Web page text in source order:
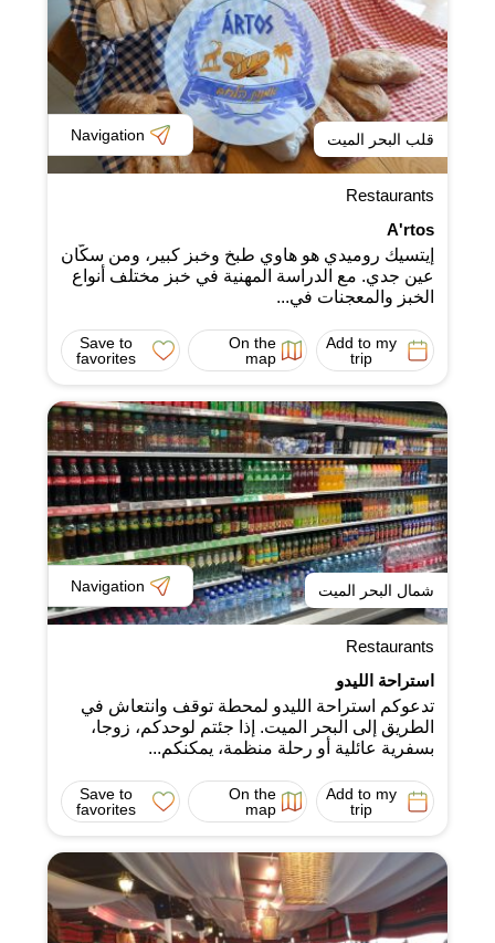
قلب البحر الميت Navigation
Restaurants
A'rtos
إيتسيك روميدي هو هاوي طبخ وخبز كبير، ومن سكّان
عين جدي. مع الدراسة المهنية في خبز مختلف أنواع
الخبز والمعجنات في...
Add to my
trip
On the
map
Save to
favorites
شمال البحر الميت Navigation
Restaurants
استراحة الليدو
تدعوكم استراحة الليدو لمحطة توقف وانتعاش في
الطريق إلى البحر الميت. إذا جئتم لوحدكم، زوجا،
بسفرية عائلية أو رحلة منظمة، يمكنكم...
Add to my
trip
On the
map
Save to
favorites